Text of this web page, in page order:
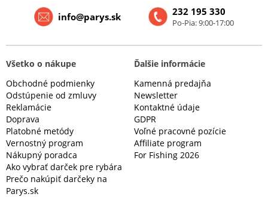
232 195 330
Po-Pia: 9:00-17:00
info@parys.sk
Všetko o nákupe
Obchodné podmienky
Odstúpenie od zmluvy
Reklamácie
Doprava
Platobné metódy
Vernostný program
Nákupný poradca
Ako vybrať darček pre rybára
Prečo nakúpiť darčeky na
Parys.sk
Ďalšie informácie
Kamenná predajňa
Newsletter
Kontaktné údaje
GDPR
Voľné pracovné pozície
Affiliate program
For Fishing 2026